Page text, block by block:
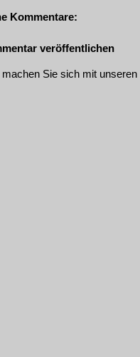
Kommentare:
veröffentlichen
machen Sie sich mit unseren